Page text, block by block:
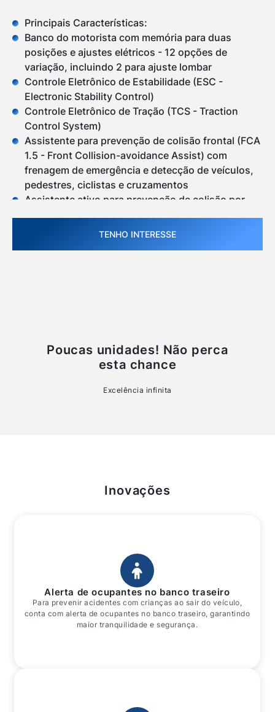
Principais Características:
Banco do motorista com memória para duas
posições e ajustes elétricos - 12 opções de
variação, incluindo 2 para ajuste lombar
Controle Eletrônico de Estabilidade (ESC -
Electronic Stability Control)
Controle Eletrônico de Tração (TCS - Traction
Control System)
Assistente para prevenção de colisão frontal (FCA
1.5 - Front Collision-avoidance Assist) com
frenagem de emergência e detecção de veículos,
pedestres, ciclistas e cruzamentos
Assistente ativo para prevenção de colisão por
Assist) incluindo saídas paralelas
funcionamento do motor - "Smart Key"
Painel Digital de instrumentos programável com
Alerta de fadiga do condutor incluindo partida do
no console dianteiro
Iluminação ambiente em LED com programável
com 64 opções de cores
Lanternas traseiras em LED
Rack de teto com barras longitudinais na cor prata
TENHO INTERESSE
Poucas unidades! Não perca
esta chance
Excelência infinita
Inovações
Alerta de ocupantes no banco traseiro
Para prevenir acidentes com crianças ao sair do veículo,
conta com alerta de ocupantes no banco traseiro, garantindo
maior tranquilidade e segurança.